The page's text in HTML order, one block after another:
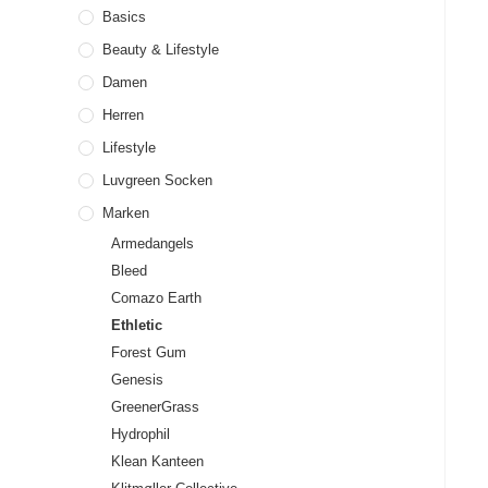
Basics
Beauty & Lifestyle
Damen
Herren
Lifestyle
Luvgreen Socken
Marken
Armedangels
Bleed
Comazo Earth
Ethletic
Forest Gum
Genesis
GreenerGrass
Hydrophil
Klean Kanteen